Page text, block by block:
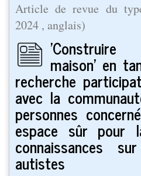
Article de revue du
2024 , anglais)
maison' en
recherche
avec la
personnes
espace sûr pour
connaissances
autistes